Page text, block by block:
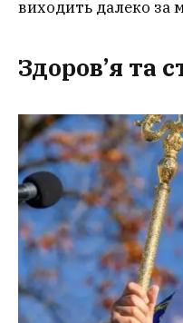
виходить далеко за
Здоров’я та